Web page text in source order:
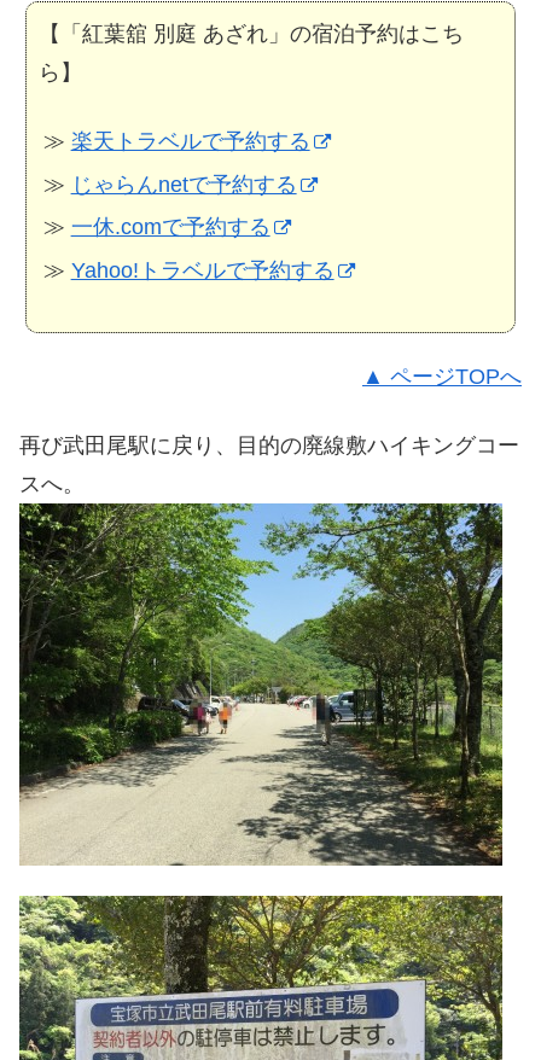
【「紅葉舘 別庭 あざれ」の宿泊予約はこち
ら】
≫ 楽天トラベルで予約する
≫ じゃらんnetで予約する
≫ 一休.comで予約する
≫ Yahoo!トラベルで予約する
▲ ページTOPへ
再び武田尾駅に戻り、目的の廃線敷ハイキングコー
スへ。